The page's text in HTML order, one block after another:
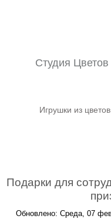
Студия Цветов
Игрушки из
Подарки для
Обновлено: Среда, 07